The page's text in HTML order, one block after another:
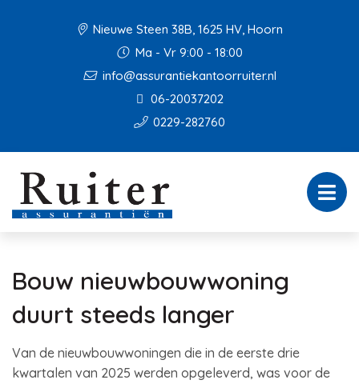
Nieuwe Steen 38B, 1625 HV, Hoorn
Ma - Vr 9:00 - 18:00
info@assurantiekantoorruiter.nl
06-20037202
0229-282760
Bouw nieuwbouwwoning
duurt steeds langer
Van de nieuwbouwwoningen die in de eerste drie
kwartalen van 2025 werden opgeleverd, was voor de